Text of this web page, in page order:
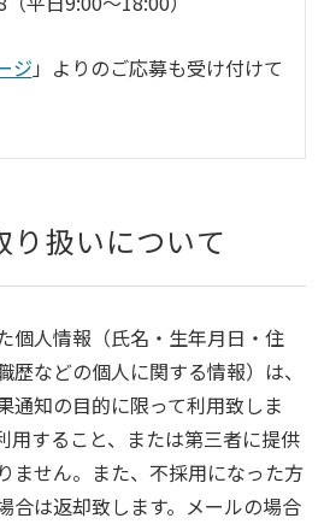
ジ 」よりのご応募も受け付けて
り扱いについて
個人情報（氏名・生年月日・住
などの個人に関する情報）は、
通知の目的に限って利用致しま
用すること、または第三者に提供
ません。また、不採用になった方
合は返却致します。メールの場合